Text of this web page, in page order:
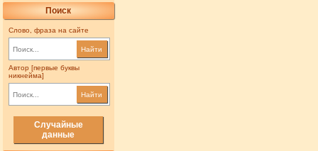
Поиск
Слово, фраза на сайте
Найти
Автор [первые буквы
никнейма]
Найти
Случайные
данные